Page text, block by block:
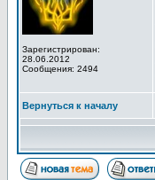
Зарегистрирован:
28.06.2012
Сообщения: 2494
Вернуться к началу